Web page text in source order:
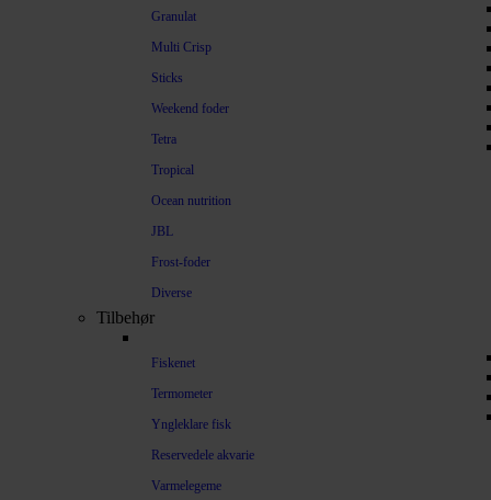
Granulat
Multi Crisp
Sticks
Weekend foder
Tetra
Tropical
Ocean nutrition
JBL
Frost-foder
Diverse
Tilbehør
Fiskenet
Termometer
Yngleklare fisk
Reservedele akvarie
Varmelegeme